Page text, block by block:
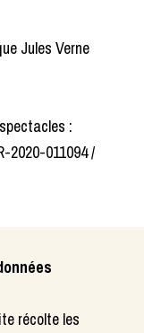
Jules Verne
:
2020-011094 /
récolte les